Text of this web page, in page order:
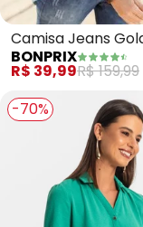
Camisa Jeans
Padre (Azul Claro)
BONPRIX
R$ 39,99R$ 159,99
-70%